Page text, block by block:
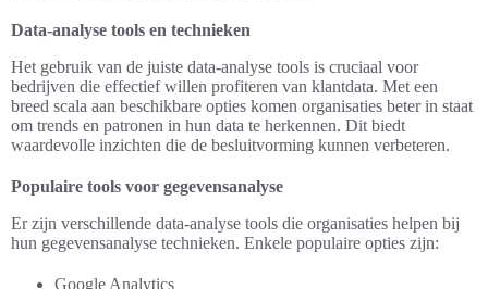
Data-analyse tools en technieken
Het gebruik van de juiste data-analyse tools is cruciaal voor
bedrijven die effectief willen profiteren van klantdata. Met een
breed scala aan beschikbare opties komen organisaties beter in staat
om trends en patronen in hun data te herkennen. Dit biedt
waardevolle inzichten die de besluitvorming kunnen verbeteren.
Populaire tools voor gegevensanalyse
Er zijn verschillende data-analyse tools die organisaties helpen bij
hun gegevensanalyse technieken. Enkele populaire opties zijn:
Google Analytics